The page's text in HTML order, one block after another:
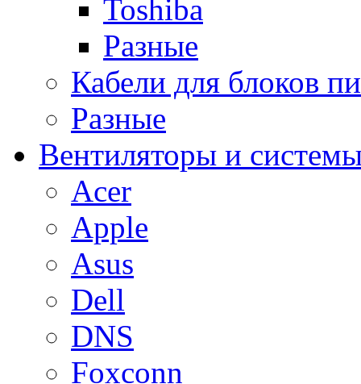
Toshiba
Разные
Кабели для блоков
Разные
Вентиляторы и
Acer
Apple
Asus
Dell
DNS
Foxconn